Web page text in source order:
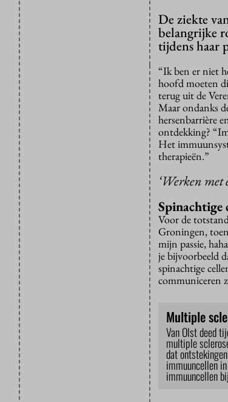
De ziekte
belangrijke
tijdens haar
“Ik ben er niet
hoofd moeten
terug uit de
Maar ondanks
hersenbarrière
ontdekking?
Het
therapieën.”
‘Werken met
Spinachtige
Voor de
Groningen,
mijn passie,
je bijvoorbeeld
spinachtige
communiceren
Multiple
Van Olst deed
multiple
dat
immuuncellen
immuuncellen